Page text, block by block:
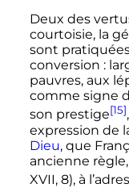
Deux des
courtoisie, la
sont
conversion :
pauvres, aux
comme signe
son prestige[15]
expression de
Dieu, que
ancienne règle,
XVII, 8), à